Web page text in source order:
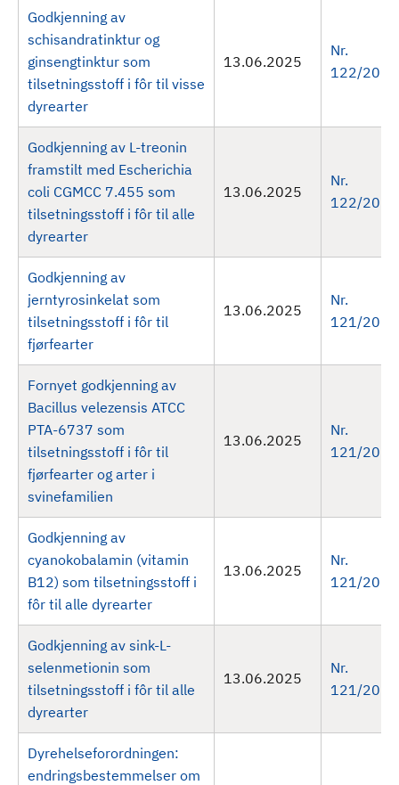
Godkjenning av
schisandratinktur og
ginsengtinktur som
tilsetningsstoff i fôr til visse
dyrearter
13.06.2025
Nr.
122/2025
Godkjenning av L-treonin
framstilt med Escherichia
coli CGMCC 7.455 som
tilsetningsstoff i fôr til alle
dyrearter
13.06.2025
Nr.
122/2025
Godkjenning av
jerntyrosinkelat som
tilsetningsstoff i fôr til
fjørfearter
13.06.2025
Nr.
121/2025
Fornyet godkjenning av
Bacillus velezensis ATCC
PTA-6737 som
tilsetningsstoff i fôr til
fjørfearter og arter i
svinefamilien
13.06.2025
Nr.
121/2025
Godkjenning av
cyanokobalamin (vitamin
B12) som tilsetningsstoff i
fôr til alle dyrearter
13.06.2025
Nr.
121/2025
Godkjenning av sink-L-
selenmetionin som
tilsetningsstoff i fôr til alle
dyrearter
13.06.2025
Nr.
121/2025
Dyrehelseforordningen:
endringsbestemmelser om